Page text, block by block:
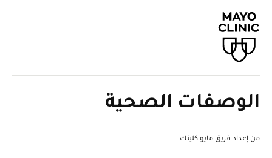
الوصفات الصحية
من إعداد فريق مايو كلينك